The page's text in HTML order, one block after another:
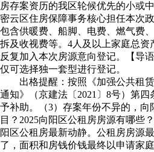
房存案资历的我区轮候优先的小或
密云区住房保障事务核心担任本次
包含供暖费、船脚、电费、燃气费
拆及收视费等。4人及以上家庭总资
反复加入本次房源意向登记。【导
仅可选择独一套型进行登记。
出格提醒：按照《加强公共租赁
通知》（京建法〔2021〕8号）第
予补助。（3）存案年份不异的，向
目？2025向阳区公租房房源有哪些
阳区公租房最新动静。公租房房源
了，面积和房钱价钱最终以申请家